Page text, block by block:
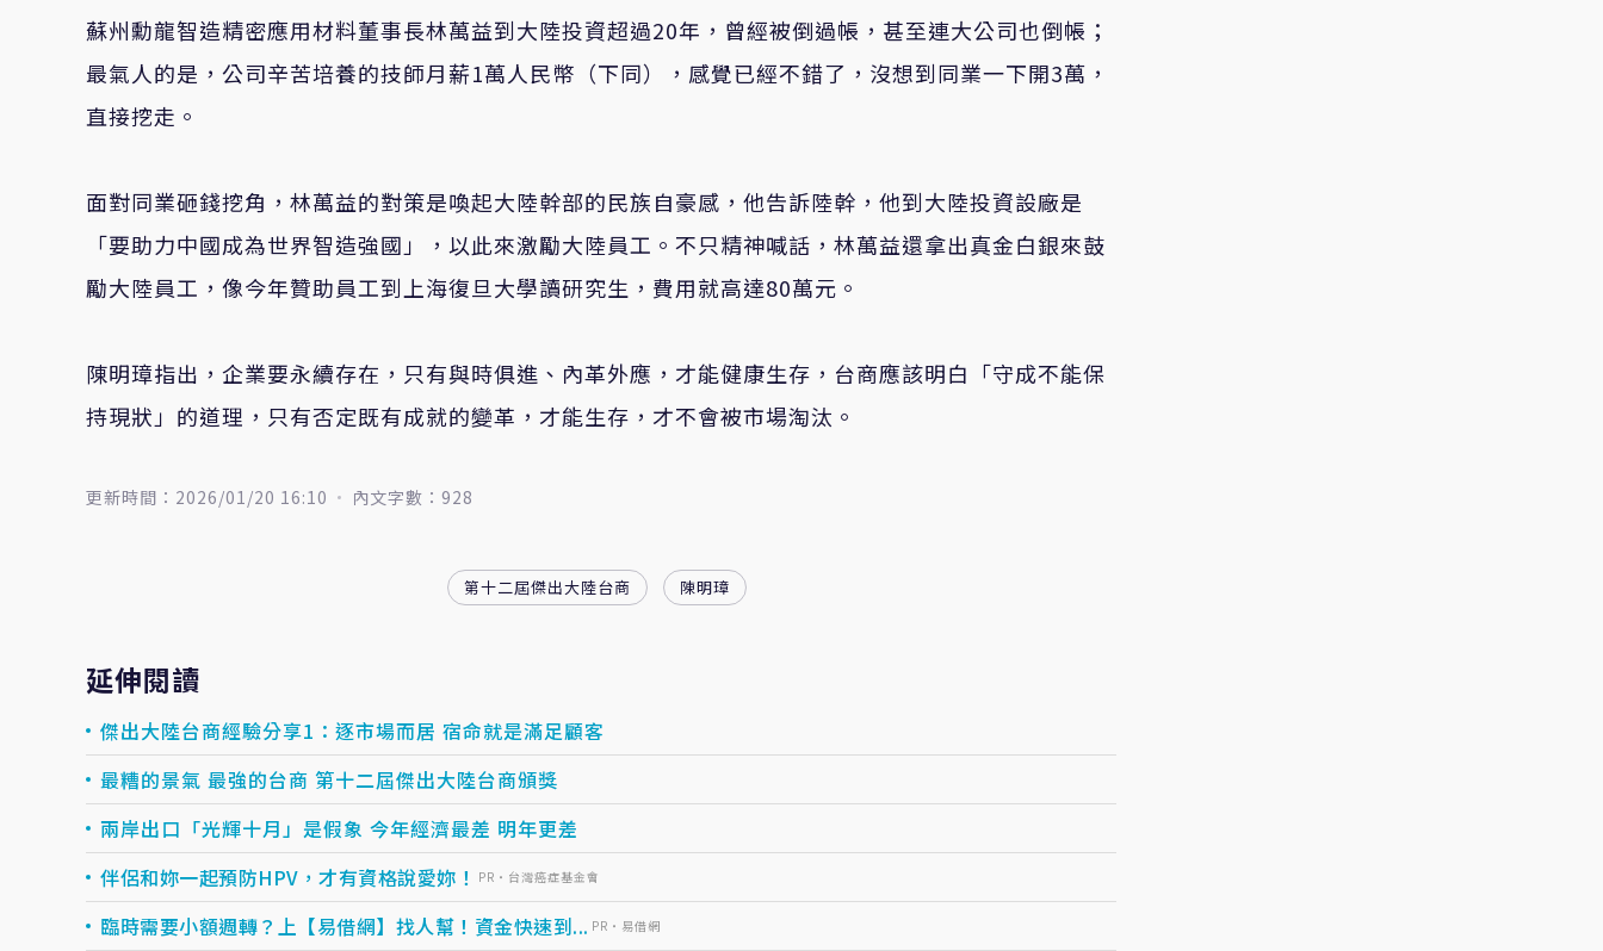
蘇州勳龍智造精密應用材料董事長林萬益到大陸投資超過20年，曾經被倒過帳，甚至連大公司也倒帳；
最氣人的是，公司辛苦培養的技師月薪1萬人民幣（下同），感覺已經不錯了，沒想到同業一下開3萬，
直接挖走。
面對同業砸錢挖角，林萬益的對策是喚起大陸幹部的民族自豪感，他告訴陸幹，他到大陸投資設廠是
「要助力中國成為世界智造強國」，以此來激勵大陸員工。不只精神喊話，林萬益還拿出真金白銀來鼓
勵大陸員工，像今年贊助員工到上海復旦大學讀研究生，費用就高達80萬元。
陳明璋指出，企業要永續存在，只有與時俱進、內革外應，才能健康生存，台商應該明白「守成不能保
持現狀」的道理，只有否定既有成就的變革，才能生存，才不會被市場淘汰。
更新時間：2026/01/20 16:10 內文字數：928
第十二屆傑出大陸台商 陳明璋
延伸閱讀
傑出大陸台商經驗分享1：逐市場而居 宿命就是滿足顧客
最糟的景氣 最強的台商 第十二屆傑出大陸台商頒獎
兩岸出口「光輝十月」是假象 今年經濟最差 明年更差
伴侶和妳一起預防HPV，才有資格說愛妳！
PR・台灣癌症基金會
臨時需要小額週轉？上【易借網】找人幫！資金快速到... PR・易借網